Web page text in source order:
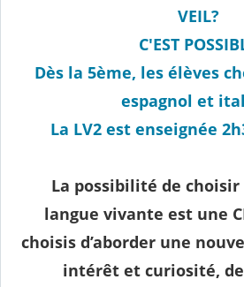
VEIL?
C'EST
Dès la 5ème, les élèves
espagnol et
La LV2 est enseignée
La possibilité de choisir
langue vivante est une
choisis d’aborder une
intérêt et curiosité,